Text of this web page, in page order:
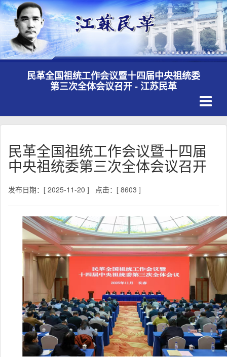
民革全国祖统工作会议暨十四届中央祖统委
第三次全体会议召开 - 江苏民革
民革全国祖统工作会议暨十四届
中央祖统委第三次全体会议召开
发布日期：[ 2025-11-20 ] 点击：[ 8603 ]